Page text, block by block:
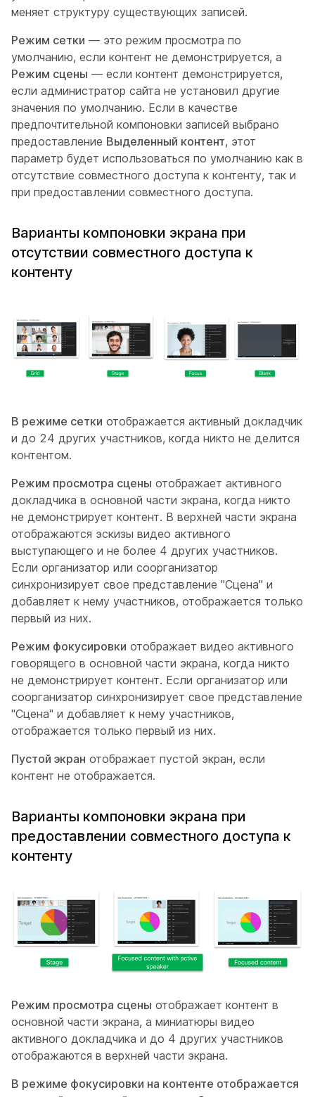
меняет структуру существующих записей.
Режим сетки — это режим просмотра по
умолчанию, если контент не демонстрируется, а
Режим сцены — если контент демонстрируется,
если администратор сайта не установил другие
значения по умолчанию. Если в качестве
предпочтительной компоновки записей выбрано
предоставление Выделенный контент, этот
параметр будет использоваться по умолчанию как в
отсутствие совместного доступа к контенту, так и
при предоставлении совместного доступа.
Варианты компоновки экрана при
отсутствии совместного доступа к
контенту
В режиме сетки отображается активный докладчик
и до 24 других участников, когда никто не делится
контентом.
Режим просмотра сцены отображает активного
докладчика в основной части экрана, когда никто
не демонстрирует контент. В верхней части экрана
отображаются эскизы видео активного
выступающего и не более 4 других участников.
Если организатор или соорганизатор
синхронизирует свое представление "Сцена" и
добавляет к нему участников, отображается только
первый из них.
Режим фокусировки отображает видео активного
говорящего в основной части экрана, когда никто
не демонстрирует контент. Если организатор или
соорганизатор синхронизирует свое представление
"Сцена" и добавляет к нему участников,
отображается только первый из них.
Пустой экран отображает пустой экран, если
контент не отображается.
Варианты компоновки экрана при
предоставлении совместного доступа к
контенту
Режим просмотра сцены отображает контент в
основной части экрана, а миниатюры видео
активного докладчика и до 4 других участников
отображаются в верхней части экрана.
В режиме фокусировки на контенте отображается